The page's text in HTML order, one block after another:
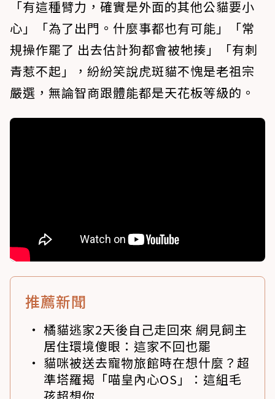
「有這種臂力，確實是外面的其他公貓要小
心」「為了出門。什麼事都也有可能」「常
規操作罷了 出去估計狗都會被牠揍」「有刺
青惹不起」，紛紛笑說虎斑貓不愧是老祖宗
嚴選，無論智商跟體能都是天花板等級的。
推薦新聞
橘貓逃家2天後自己走回來 網見飼主
居住環境傻眼：這家不回也罷
貓咪被送去寵物旅館時在想什麼？超
準塔羅揭「喵皇內心OS」：這組毛
孩超想你